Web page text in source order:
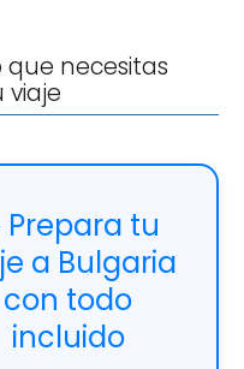
que necesitas
viaje
tu
a Bulgaria
con todo
incluido